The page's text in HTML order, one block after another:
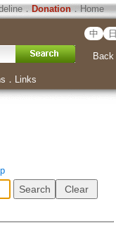
． Donation．Home
中 日
Back
． Links